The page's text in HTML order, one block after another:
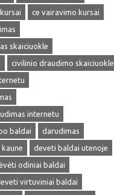
ce vairavimo kursai
skaiciuokle
civilinio draudimo skaiciuokle
internetu
baldai
darudimas
deveti baldai utenoje
odiniai baldai
virtuviniai baldai